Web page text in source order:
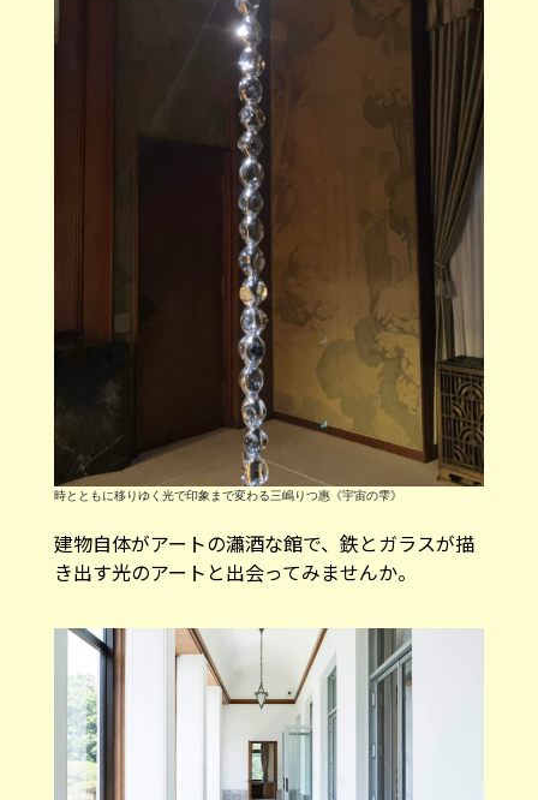
時とともに移りゆく光で印象まで変わる三嶋りつ惠《宇宙の雫》
建物自体がアートの瀟酒な館で、鉄とガラスが描
き出す光のアートと出会ってみませんか。